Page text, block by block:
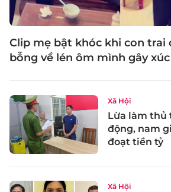
Clip mẹ bật khóc khi con trai
bỗng về lén ôm mình gây
Xã Hội
Lừa làm thủ
động, nam
đoạt tiền tỷ
Xã Hội